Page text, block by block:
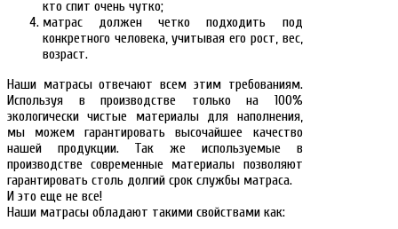
кто спит очень чутко;
матрас должен четко подходить под
конкретного человека, учитывая его рост, вес,
возраст.
Наши матрасы отвечают всем этим требованиям.
Используя в производстве только на 100%
экологически чистые материалы для наполнения,
мы можем гарантировать высочайшее качество
нашей продукции. Так же используемые в
производстве современные материалы позволяют
гарантировать столь долгий срок службы матраса.
И это еще не все!
Наши матрасы обладают такими свойствами как: